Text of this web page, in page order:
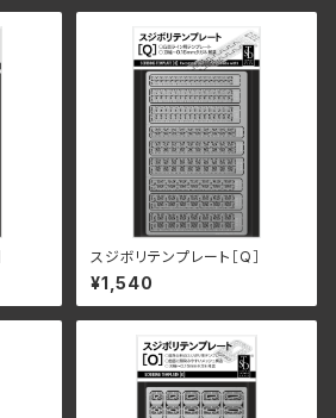
スジボリテンプレート［Q］
¥1,540